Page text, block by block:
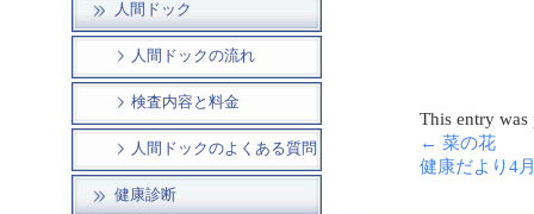
人間ドック
人間ドックの流れ
検査内容と料金
人間ドックのよくある質問
健康診断
This entry
← 菜の花
健康だより4